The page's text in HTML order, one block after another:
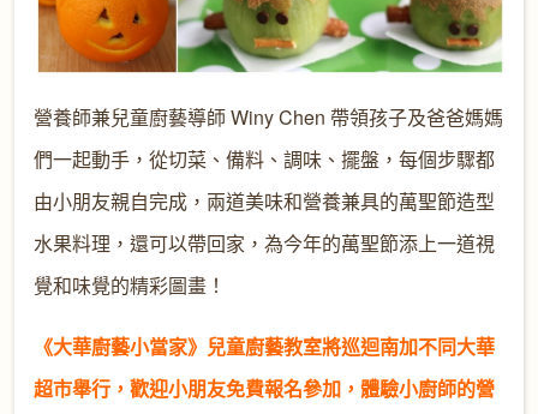
營養師兼兒童廚藝導師 Winy Chen 帶領孩子及爸爸媽媽
們一起動手，從切菜、備料、調味、擺盤，每個步驟都
由小朋友親自完成，兩道美味和營養兼具的萬聖節造型
水果料理，還可以帶回家，為今年的萬聖節添上一道視
覺和味覺的精彩圖畫！
《大華廚藝小當家》兒童廚藝教室將巡迴南加不同大華
超市舉行，歡迎小朋友免費報名參加，體驗小廚師的營